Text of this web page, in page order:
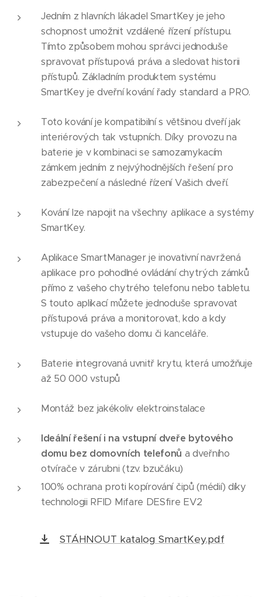
Jedním z hlavních lákadel SmartKey je jeho
schopnost umožnit vzdálené řízení přístupu.
Tímto způsobem mohou správci jednoduše
spravovat přístupová práva a sledovat historii
přístupů. Základním produktem systému
SmartKey je dveřní kování řady standard a PRO.
Toto kování je kompatibilní s většinou dveří jak
interiérových tak vstupních. Díky provozu na
baterie je v kombinaci se samozamykacím
zámkem jedním z nejvýhodnějších řešení pro
zabezpečení a následné řízení Vašich dveří.
Kování lze napojit na všechny aplikace a systémy
SmartKey.
Aplikace SmartManager je inovativní navržená
aplikace pro pohodlné ovládání chytrých zámků
přímo z vašeho chytrého telefonu nebo tabletu.
S touto aplikací můžete jednoduše spravovat
přístupová práva a monitorovat, kdo a kdy
vstupuje do vašeho domu či kanceláře.
Baterie integrovaná uvnitř krytu, která umožňuje
až 50 000 vstupů
Montáž bez jakékoliv elektroinstalace
Ideální řešení i na vstupní dveře bytového
domu bez domovních telefonů a dveřního
otvírače v zárubni (tzv. bzučáku)
100% ochrana proti kopírování čipů (médií) díky
technologii RFID Mifare DESfire EV2
STÁHNOUT katalog SmartKey.pdf